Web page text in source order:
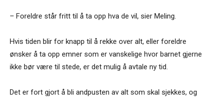
– Foreldre står fritt til å ta opp hva de vil, sier Meling.
Hvis tiden blir for knapp til å rekke over alt, eller foreldre
ønsker å ta opp emner som er vanskelige hvor barnet gjerne
ikke bør være til stede, er det mulig å avtale ny tid.
Det er fort gjort å bli andpusten av alt som skal sjekkes, og